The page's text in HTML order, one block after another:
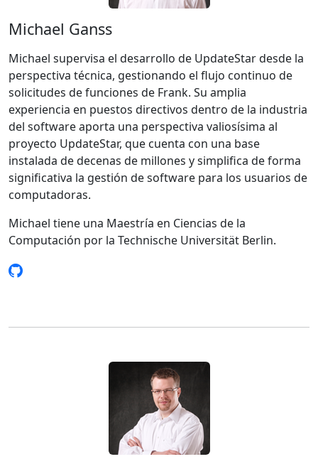
Michael Ganss
Michael supervisa el desarrollo de UpdateStar desde la
perspectiva técnica, gestionando el flujo continuo de
solicitudes de funciones de Frank. Su amplia
experiencia en puestos directivos dentro de la industria
del software aporta una perspectiva valiosísima al
proyecto UpdateStar, que cuenta con una base
instalada de decenas de millones y simplifica de forma
significativa la gestión de software para los usuarios de
computadoras.
Michael tiene una Maestría en Ciencias de la
Computación por la Technische Universität Berlin.